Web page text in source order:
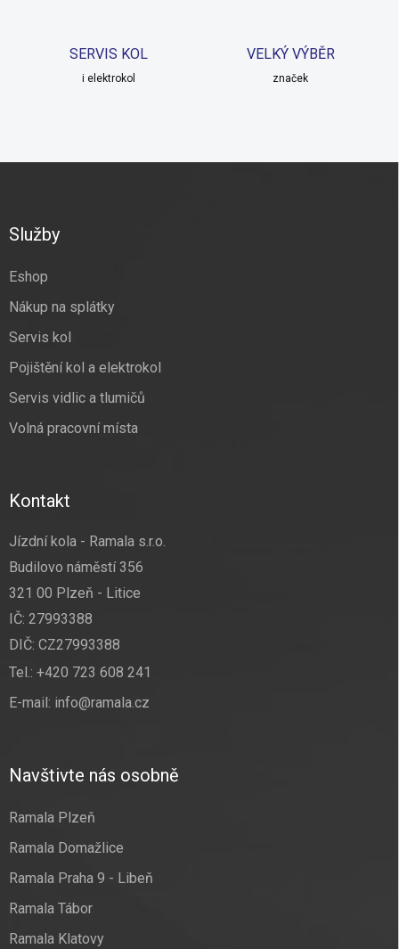
SERVIS KOL
i elektrokol
VELKÝ VÝBĚR
značek
Služby
Eshop
Nákup na splátky
Servis kol
Pojištění kol a elektrokol
Servis vidlic a tlumičů
Volná pracovní místa
Kontakt
Jízdní kola - Ramala s.r.o.
Budilovo náměstí 356
321 00 Plzeň - Litice
IČ: 27993388
DIČ: CZ27993388
Tel.: +420 723 608 241
E-mail: info@ramala.cz
Navštivte nás osobně
Ramala Plzeň
Ramala Domažlice
Ramala Praha 9 - Libeň
Ramala Tábor
Ramala Klatovy